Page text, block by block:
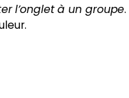
l’onglet à un groupe.